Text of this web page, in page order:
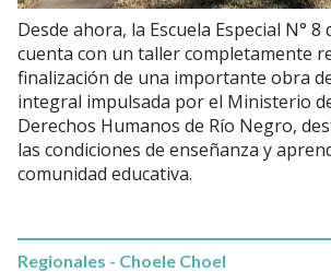
Desde ahora, la Escuela Especial N° 8
cuenta con un taller completamente
finalización de una importante obra
integral impulsada por el Ministerio
Derechos Humanos de Río Negro,
las condiciones de enseñanza y
comunidad educativa.
Regionales - Choele Choel